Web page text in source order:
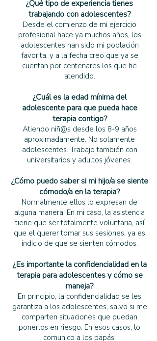
¿Qué tipo de experiencia tienes
trabajando con adolescentes?
Desde el comienzo de mi ejercicio
profesional hace ya muchos años, los
adolescentes han sido mi población
favorita, y a la fecha creo que ya se
cuentan por centenares los que he
atendido.
¿Cuál es la edad mínima del
adolescente para que pueda hace
terapia contigo?
Atiendo niñ@s desde los 8-9 años
aproximadamente. No solamente
adolescentes. Trabajo también con
universitarios y adultos jóvenes.
¿Cómo puedo saber si mi hijo/a se siente
cómodo/a en la terapia?
Normalmente ellos lo expresan de
alguna manera. En mi caso, la asistencia
tiene que ser totalmente voluntaria, así
que el querer tomar sus sesiones, ya es
indicio de que se sienten cómodos.
¿Es importante la confidencialidad en la
terapia para adolescentes y cómo se
maneja?
En principio, la confidencialidad se les
garantiza a los adolescentes, salvo si me
comparten situaciones que puedan
ponerlos en riesgo. En esos casos, lo
comunico a los papás.